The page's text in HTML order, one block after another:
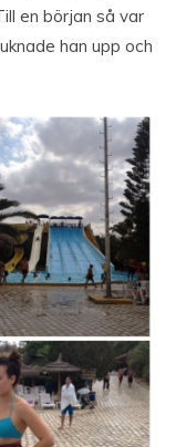
en början så var
han upp och